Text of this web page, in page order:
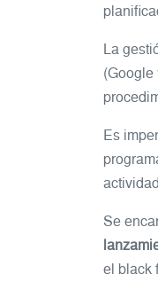
La
Es
Se
el black